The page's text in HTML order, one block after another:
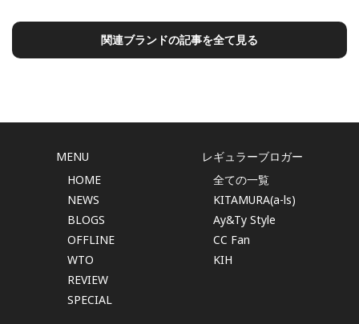
体感出来るイベントも日本橋三越本店では、国内最大級の時
計イベント「第
関連ブランドの記事を全て見る
MENU
HOME
NEWS
BLOGS
OFFLINE
WTO
REVIEW
SPECIAL
レギュラーブロガー
全ての一覧
KITAMURA(a-ls)
Ay&Ty Style
CC Fan
KIH